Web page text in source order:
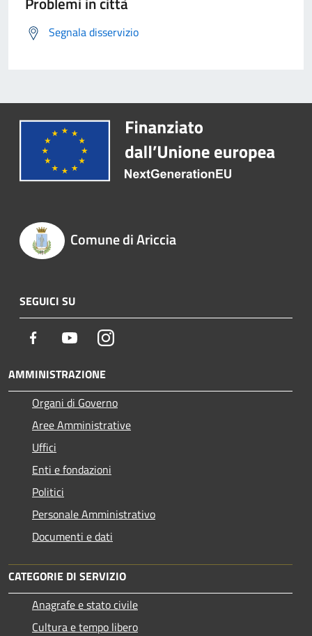
Segnala disservizio
Comune di Ariccia
SEGUICI SU
Facebook YoutubeInstagram
AMMINISTRAZIONE
Organi di Governo
Aree Amministrative
Uffici
Enti e fondazioni
Politici
Personale Amministrativo
Documenti e dati
CATEGORIE DI SERVIZIO
Anagrafe e stato civile
Cultura e tempo libero